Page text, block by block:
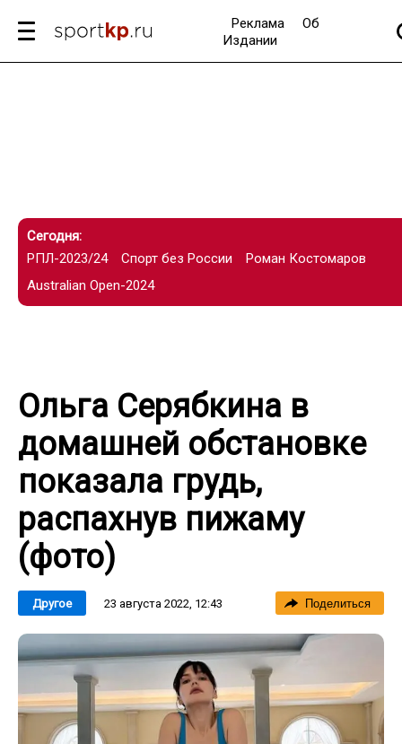
Реклама
Об
Издании
Сегодня:
РПЛ-2023/24
Спорт без России
Роман Костомаров
Australian Open-2024
Ольга Серябкина в
домашней обстановке
показала грудь,
распахнув пижаму
(фото)
Другое 23 августа 2022, 12:43 Поделиться